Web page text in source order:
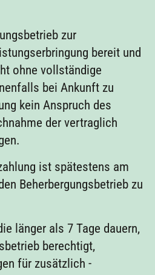
zur
bereit und
ohne vollständige
bei Ankunft zu
kein Anspruch des
der vertraglich
ist spätestens am
Beherbergungsbetrieb zu
länger als 7 Tage dauern,
berechtigt,
für zusätzlich -